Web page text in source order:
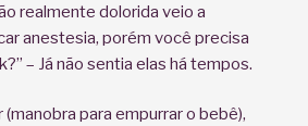
realmente dolorida veio a
anestesia, porém você precisa
– Já não sentia elas há tempos.
para empurrar o bebê),